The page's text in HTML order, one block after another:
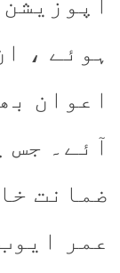
ہوئے ،
اعوان
آئے۔ جس
ضمانت